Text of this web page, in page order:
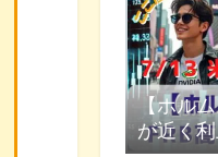
【ホル
が近く